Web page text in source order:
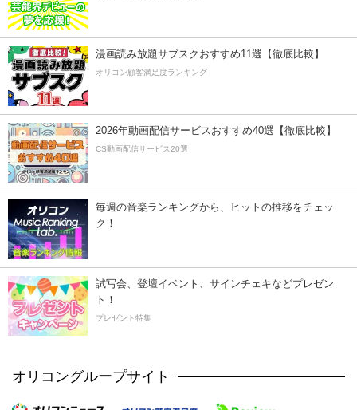
漫画読み放題サブスクおすすめ11選【徹底比較】
オリコン顧客満足度ランキング
2026年動画配信サービスおすすめ40選【徹底比較】
CS動画配信サービス20選
毎週の音楽ランキングから、ヒットの推移をチェッ
ク！
試写会、登壇イベント、サインチェキなどプレゼン
ト！
プレゼント特集
オリコングループサイト